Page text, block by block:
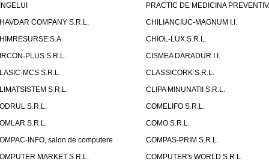
PRACTIC DE MEDICINA
COMPANY S.R.L.
CHILIANCIUC-MAGNUM I.I.
S.A.
CHIOL-LUX S.R.L.
PLUS S.R.L.
CISMEA DARADUR I.I.
MCS S.R.L.
CLASSICORK S.R.L.
S.R.L.
CLIPA MINUNATII S.R.L.
S.R.L.
COMELIFO S.R.L.
S.R.L.
COMO S.R.L.
INFO, salon de computere
COMPAS-PRIM S.R.L.
MARKET S.R.L.
COMPUTER's WORLD S.R.L.